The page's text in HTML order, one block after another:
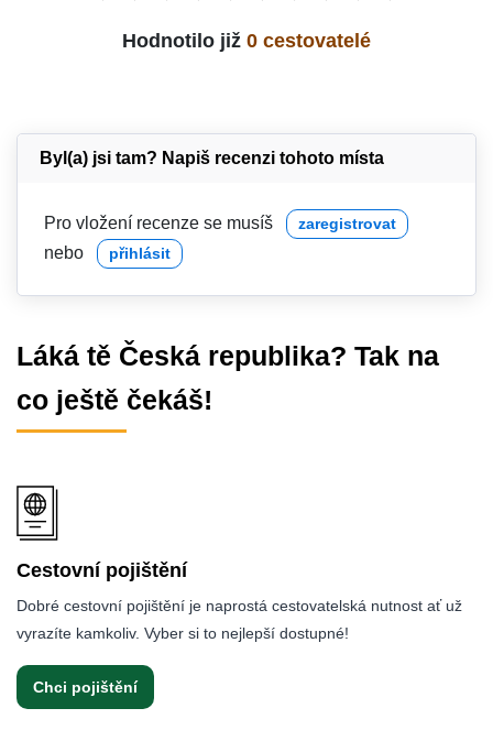
Hodnotilo již 0 cestovatelé
Byl(a) jsi tam? Napiš recenzi tohoto místa
Pro vložení recenze se musíš zaregistrovat
nebo přihlásit
Láká tě Česká republika? Tak na
co ještě čekáš!
Cestovní pojištění
Dobré cestovní pojištění je naprostá cestovatelská nutnost ať už
vyrazíte kamkoliv. Vyber si to nejlepší dostupné!
Chci pojištění